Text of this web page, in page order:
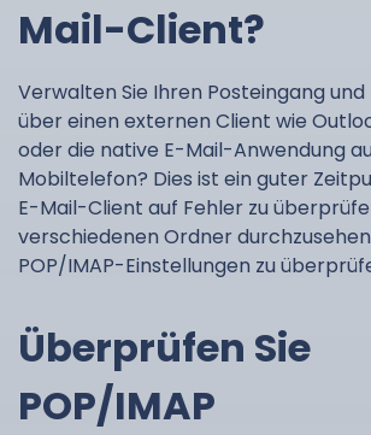
Mail-Client?
Verwalten Sie Ihren Posteingang und
über einen externen Client wie
oder die native E-Mail-Anwendung
Mobiltelefon? Dies ist ein guter
E-Mail-Client auf Fehler zu
verschiedenen Ordner
POP/IMAP-Einstellungen zu
Überprüfen Sie
POP/IMAP